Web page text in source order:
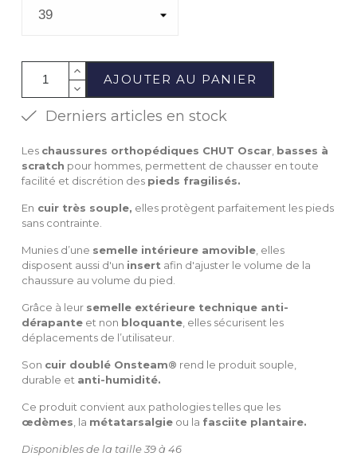
AJOUTER AU PANIER
Derniers articles en stock
Les chaussures orthopédiques CHUT Oscar, basses à
scratch pour hommes, permettent de chausser en toute
facilité et discrétion des pieds fragilisés.
En cuir très souple, elles protègent parfaitement les pieds
sans contrainte.
Munies d’une semelle intérieure amovible, elles
disposent aussi d'un insert afin d'ajuster le volume de la
chaussure au volume du pied.
Grâce à leur semelle extérieure technique anti-
dérapanteet non bloquante, elles sécurisent les
déplacements de l’utilisateur.
Son cuir doublé Onsteam® rend le produit souple,
durable et anti-humidité.
Ce produit convient aux pathologies telles que les
œdèmes , la métatarsalgieou la fasciite plantaire.
Disponibles de la taille 39 à 46